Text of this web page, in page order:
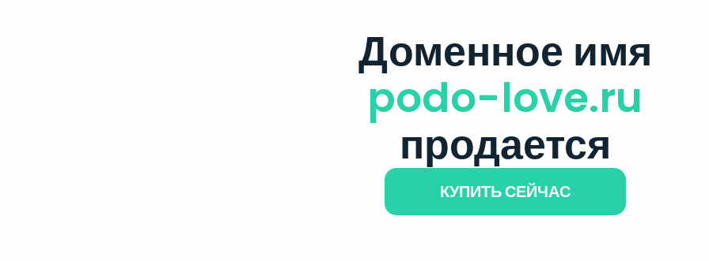
Доменное имя
podo-love.ru
продается
КУПИТЬ СЕЙЧАС